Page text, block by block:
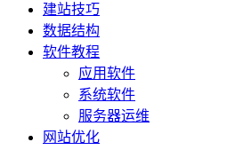
建站技巧
数据结构
软件教程
应用软件
系统软件
服务器运维
网站优化